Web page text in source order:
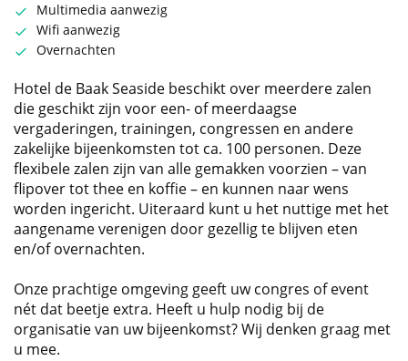
Multimedia aanwezig
Wifi aanwezig
Overnachten
Hotel de Baak Seaside beschikt over meerdere zalen
die geschikt zijn voor een- of meerdaagse
vergaderingen, trainingen, congressen en andere
zakelijke bijeenkomsten tot ca. 100 personen. Deze
flexibele zalen zijn van alle gemakken voorzien – van
flipover tot thee en koffie – en kunnen naar wens
worden ingericht. Uiteraard kunt u het nuttige met het
aangename verenigen door gezellig te blijven eten
en/of overnachten.
Onze prachtige omgeving geeft uw congres of event
nét dat beetje extra. Heeft u hulp nodig bij de
organisatie van uw bijeenkomst? Wij denken graag met
u mee.